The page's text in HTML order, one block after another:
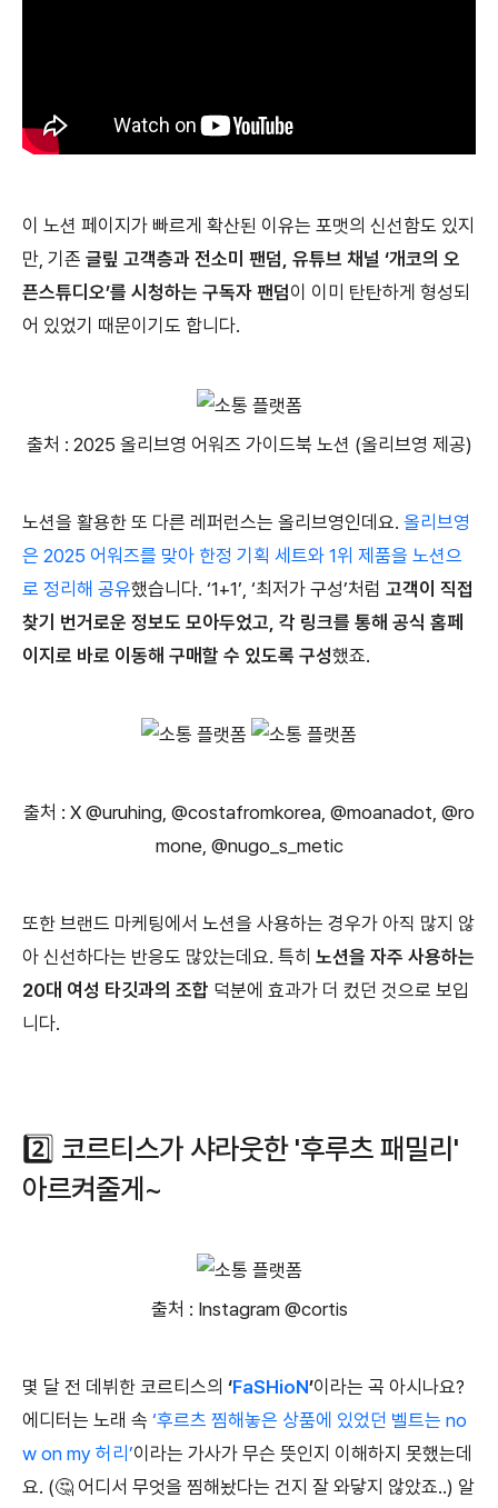
이 노션 페이지가 빠르게 확산된 이유는 포맷의 신선함도 있지
만, 기존 글맆 고객층과 전소미 팬덤, 유튜브 채널 ‘개코의 오
픈스튜디오’를 시청하는 구독자 팬덤이 이미 탄탄하게 형성되
어 있었기 때문이기도 합니다.
출처 : 2025 올리브영 어워즈 가이드북 노션 (올리브영 제공)
노션을 활용한 또 다른 레퍼런스는 올리브영인데요. 올리브영
은 2025 어워즈를 맞아 한정 기획 세트와 1위 제품을 노션으
로 정리해 공유했습니다. ‘1+1’, ‘최저가 구성’처럼 고객이 직접
찾기 번거로운 정보도 모아두었고, 각 링크를 통해 공식 홈페
이지로 바로 이동해 구매할 수 있도록 구성했죠.
출처 : X @uruhing, @costafromkorea, @moanadot, @ro
mone, @nugo_s_metic
또한 브랜드 마케팅에서 노션을 사용하는 경우가 아직 많지 않
아 신선하다는 반응도 많았는데요. 특히 노션을 자주 사용하는
20대 여성 타깃과의 조합 덕분에 효과가 더 컸던 것으로 보입
니다.
2️⃣ 코르티스가 샤라웃한 '후루츠 패밀리'
아르켜줄게~
출처 : Instagram @cortis
몇 달 전 데뷔한 코르티스의 ‘FaSHioN’이라는 곡 아시나요?
에디터는 노래 속 ‘후르츠 찜해놓은 상품에 있었던 벨트는 no
w on my 허리’이라는 가사가 무슨 뜻인지 이해하지 못했는데
요. (🤔 어디서 무엇을 찜해놨다는 건지 잘 와닿지 않았죠..) 알